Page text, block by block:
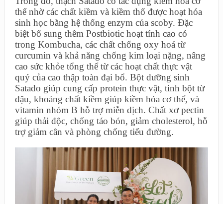
thể nhờ các chất kiềm và kiềm thổ được hoạt hóa
sinh học bằng hệ thống enzym của scoby. Đặc
biệt bổ sung thêm Postbiotic hoạt tính cao có
trong Kombucha, các chất chống oxy hoá từ
curcumin và khả năng chống kim loại nặng, nâng
cao sức khỏe tổng thể từ các hoạt chất thực vật
quý của cao thập toàn đại bổ. Bột dưỡng sinh
Satado giúp cung cấp protein thực vật, tinh bột từ
đậu, khoáng chất kiềm giúp kiềm hóa cơ thể, và
vitamin nhóm B hỗ trợ miễn dịch. Chất xơ pectin
giúp thải độc, chống táo bón, giảm cholesterol, hỗ
trợ giảm cân và phòng chống tiểu đường.